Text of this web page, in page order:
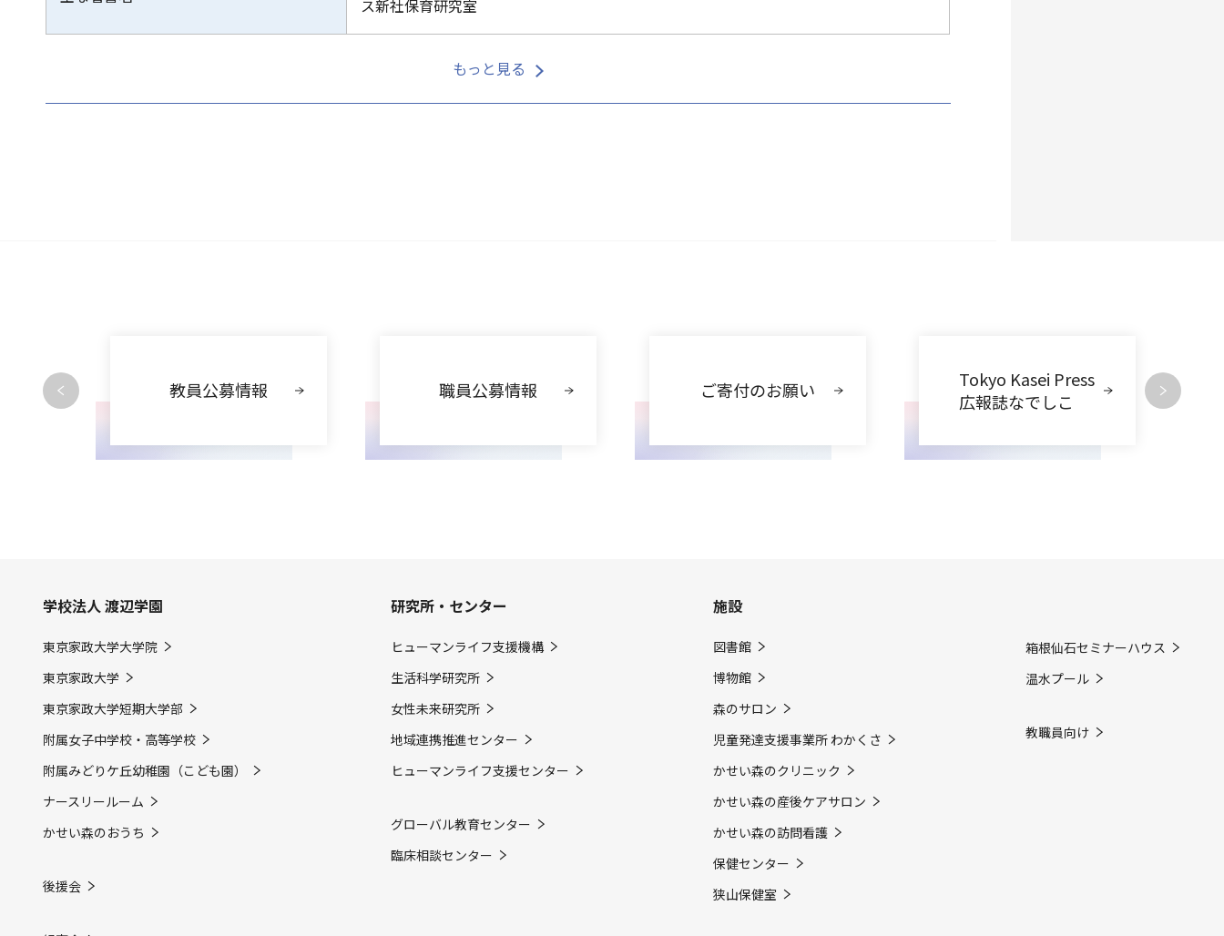
ス新社保育研究室
もっと見る
教員公募情報 職員公募情報 ご寄付のお願い
Tokyo Kasei Press
広報誌なでしこ
学校法人 渡辺学園
東京家政大学大学院
東京家政大学
東京家政大学短期大学部
附属女子中学校・高等学校
附属みどりケ丘幼稚園（こども園）
ナースリールーム
かせい森のおうち
後援会
研究所・センター
ヒューマンライフ支援機構
生活科学研究所
女性未来研究所
地域連携推進センター
ヒューマンライフ支援センター
グローバル教育センター
臨床相談センター
施設
図書館
博物館
森のサロン
児童発達支援事業所 わかくさ
かせい森のクリニック
かせい森の産後ケアサロン
かせい森の訪問看護
保健センター
狭山保健室
箱根仙石セミナーハウス
温水プール
教職員向け